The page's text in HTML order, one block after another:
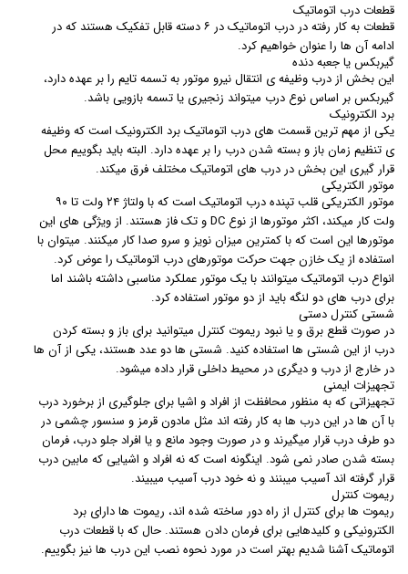
قطعات درب اتوماتیک
قطعات به کار رفته در درب اتوماتیک در ۶ دسته قابل تفکیک هستند که در
ادامه آن ها را عنوان خواهیم کرد.
گیربکس یا جعبه دنده
این بخش از درب وظیفه ی انتقال نیرو موتور به تسمه تایم را بر عهده دارد،
گیربکس بر اساس نوع درب میتواند زنجیری یا تسمه بازویی باشد.
برد الکترونیک
یکی از مهم ترین قسمت های درب اتوماتیک برد الکترونیک است که وظیفه
ی تنظیم زمان باز و بسته شدن درب را بر عهده دارد. البته باید بگوییم محل
قرار گیری این بخش در درب های اتوماتیک مختلف فرق میکند.
موتور الکتریکی
موتور الکتریکی قلب تپنده درب اتوماتیک است که با ولتاژ ۲۴ ولت تا ۹۰
ولت کار میکند، اکثر موتورها از نوع DC و تک فاز هستند. از ویژگی های این
موتورها این است که با کمترین میزان نویز و سرو صدا کار میکنند. میتوان با
استفاده از یک خازن جهت حرکت موتورهای درب اتوماتیک را عوض کرد.
انواع درب اتوماتیک میتوانند با یک موتور عملکرد مناسبی داشته باشند اما
برای درب های دو لنگه باید از دو موتور استفاده کرد.
شستی کنترل دستی
در صورت قطع برق و یا نبود ریموت کنترل میتوانید برای باز و بسته کردن
درب از این شستی ها استفاده کنید. شستی ها دو عدد هستند، یکی از آن ها
در خارج از درب و دیگری در محیط داخلی قرار داده میشود.
تجهیزات ایمنی
تجهیزاتی که به منظور محافظت از افراد و اشیا برای جلوگیری از برخورد درب
با آن ها در این درب ها به کار رفته اند مثل مادون قرمز و سنسور چشمی در
دو طرف درب قرار میگیرند و در صورت وجود مانع و یا افراد جلو درب، فرمان
بسته شدن صادر نمی شود. اینگونه است که نه افراد و اشیایی که مابین درب
قرار گرفته اند آسیب میبنند و نه خود درب آسیب میبیند.
ریموت کنترل
ریموت ها برای کنترل از راه دور ساخته شده اند، ریموت ها دارای برد
الکترونیکی و کلیدهایی برای فرمان دادن هستند. حال که با قطعات درب
اتوماتیک آشنا شدیم بهتر است در مورد نحوه نصب این درب ها نیز بگوییم.